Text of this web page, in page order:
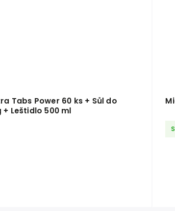
Tabs Power 60 ks + Sůl do
+ Leštidlo 500 ml